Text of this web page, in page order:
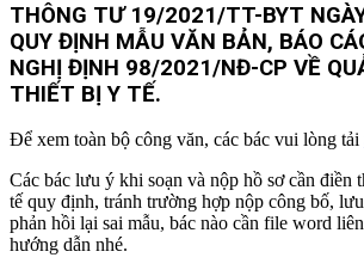
THÔNG TƯ 19/2021/TT-BYT
QUY ĐỊNH MẪU VĂN BẢN, BÁO
NGHỊ ĐỊNH 98/2021/NĐ-CP VỀ
THIẾT BỊ Y TẾ.
Để xem toàn bộ công văn, các bác vui lòng tải
Các bác lưu ý khi soạn và nộp hồ sơ cần điền
tế quy định, tránh trường hợp nộp công bố,
phản hồi lại sai mẫu, bác nào cần file word
hướng dẫn nhé.